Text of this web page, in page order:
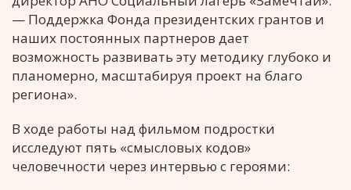
— Поддержка Фонда президентских грантов и
наших постоянных партнеров дает
возможность развивать эту методику глубоко и
планомерно, масштабируя проект на благо
региона».
В ходе работы над фильмом подростки
исследуют пять «смысловых кодов»
человечности через интервью с героями: